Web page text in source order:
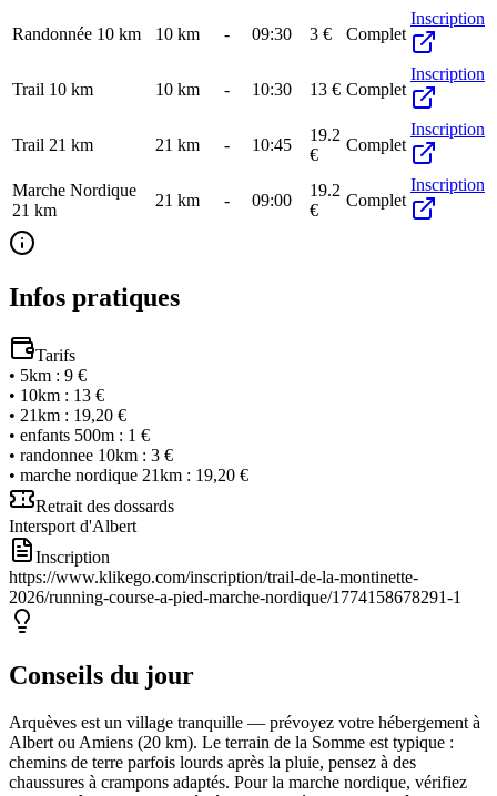
Randonnée 10 km 10 km - 09:30 3 € Complet
Inscription
Trail 10 km 10 km - 10:30 13 € Complet
Inscription
Trail 21 km 21 km - 10:45
19.2
€
Complet
Inscription
Marche Nordique
21 km
21 km - 09:00
19.2
€
Complet
Inscription
Infos pratiques
Tarifs
• 5km : 9 €
• 10km : 13 €
• 21km : 19,20 €
• enfants 500m : 1 €
• randonnee 10km : 3 €
• marche nordique 21km : 19,20 €
Retrait des dossards
Intersport d'Albert
Inscription
https://www.klikego.com/inscription/trail-de-la-montinette-
2026/running-course-a-pied-marche-nordique/1774158678291-1
Conseils du jour
Arquèves est un village tranquille — prévoyez votre hébergement à
Albert ou Amiens (20 km). Le terrain de la Somme est typique :
chemins de terre parfois lourds après la pluie, pensez à des
chaussures à crampons adaptés. Pour la marche nordique, vérifiez